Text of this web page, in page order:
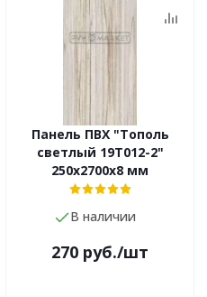
Панель ПВХ "Тополь
светлый 19T012-2"
250х2700х8 мм
В наличии
270 руб./шт